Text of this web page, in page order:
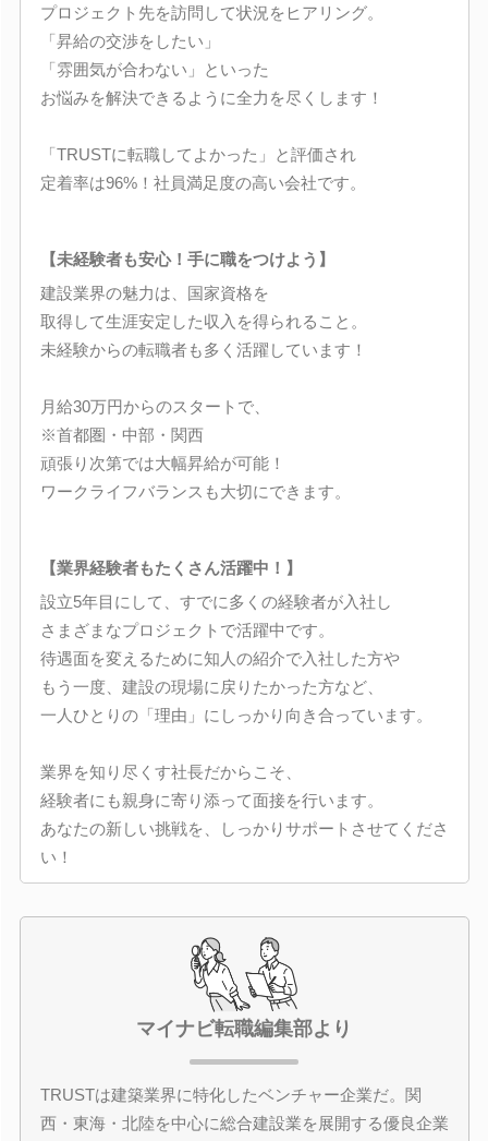
プロジェクト先を訪問して状況をヒアリング。
「昇給の交渉をしたい」
「雰囲気が合わない」といった
お悩みを解決できるように全力を尽くします！
「TRUSTに転職してよかった」と評価され
定着率は96%！社員満足度の高い会社です。
【未経験者も安心！手に職をつけよう】
建設業界の魅力は、国家資格を
取得して生涯安定した収入を得られること。
未経験からの転職者も多く活躍しています！
月給30万円からのスタートで、
※首都圏・中部・関西
頑張り次第では大幅昇給が可能！
ワークライフバランスも大切にできます。
【業界経験者もたくさん活躍中！】
設立5年目にして、すでに多くの経験者が入社し
さまざまなプロジェクトで活躍中です。
待遇面を変えるために知人の紹介で入社した方や
もう一度、建設の現場に戻りたかった方など、
一人ひとりの「理由」にしっかり向き合っています。
業界を知り尽くす社長だからこそ、
経験者にも親身に寄り添って面接を行います。
あなたの新しい挑戦を、しっかりサポートさせてくださ
い！
マイナビ転職編集部より
TRUSTは建築業界に特化したベンチャー企業だ。関
西・東海・北陸を中心に総合建設業を展開する優良企業